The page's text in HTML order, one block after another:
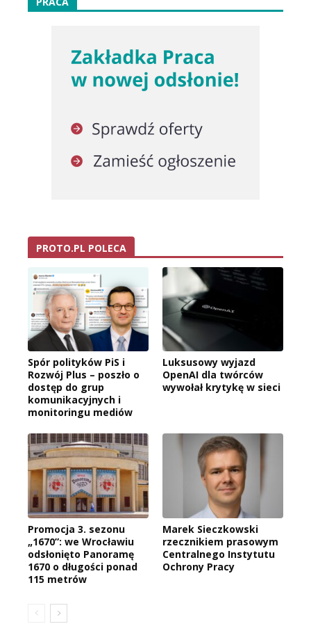
PROTO.PL POLECA
Spór polityków PiS i
Rozwój Plus – poszło o
dostęp do grup
komunikacyjnych i
monitoringu mediów
Luksusowy wyjazd
OpenAI dla twórców
wywołał krytykę w sieci
Promocja 3. sezonu
„1670”: we Wrocławiu
odsłonięto Panoramę
1670 o długości ponad
115 metrów
Marek Sieczkowski
rzecznikiem prasowym
Centralnego Instytutu
Ochrony Pracy